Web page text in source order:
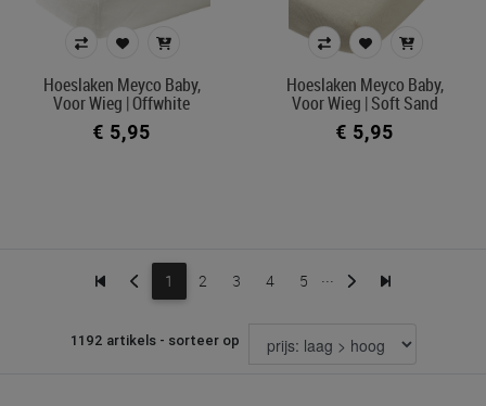
Hoeslaken Meyco Baby,
Voor Wieg | Offwhite
€ 5,95
Hoeslaken Meyco Baby,
Voor Wieg | Soft Sand
€ 5,95
1 2 3 4 5 ...
1192 artikels - sorteer op